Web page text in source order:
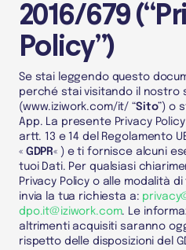
2016/679
Policy”)
Se stai leggendo questo
perché stai visitando il nostro
(www.iziwork.com/it/ “Sito”) o
App. La presente Privacy
artt. 13 e 14 del Regolamento
« GDPR« ) e ti fornisce alcuni
tuoi Dati. Per qualsiasi
Privacy Policy o alle modalità
invia la tua richiesta a:
dpo.it@iziwork.com. Le
altrimenti acquisiti saranno
rispetto delle disposizioni del